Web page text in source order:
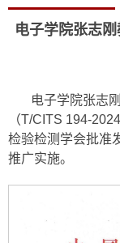
电子学院张志
电子学院张志
（T/CITS 194-
检验检测学会批准
推广实施。